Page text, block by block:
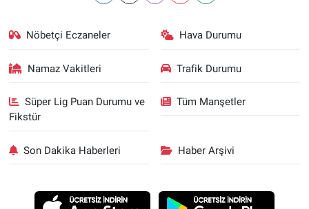
Nöbetçi Eczaneler Hava Durumu
Namaz Vakitleri Trafik Durumu
Süper Lig Puan Durumu ve
Fikstür
Tüm Manşetler
Son Dakika Haberleri Haber Arşivi